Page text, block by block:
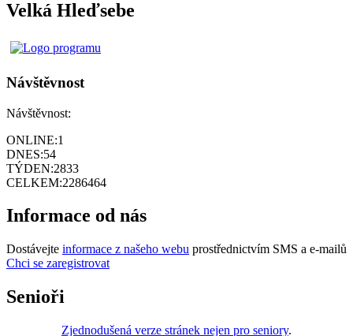
Velká Hleďsebe
Návštěvnost
Návštěvnost:
ONLINE:1
DNES:54
TÝDEN:2833
CELKEM:2286464
Informace od nás
Dostávejte informace z našeho webu prostřednictvím SMS a e-mailů
Chci se zaregistrovat
Senioři
Zjednodušená verze stránek nejen pro seniory.